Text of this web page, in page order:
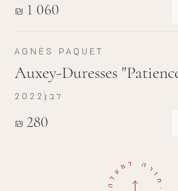
₪ 1 060
AGNÈS PAQUET
Auxey-Duresses
₪ 280
2022 לבן